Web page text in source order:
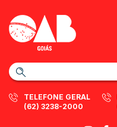
TELEFONE GERAL
(62) 3238-2000